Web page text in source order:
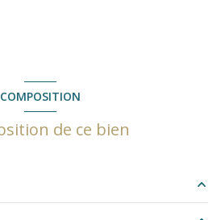
COMPOSITION
de ce bien